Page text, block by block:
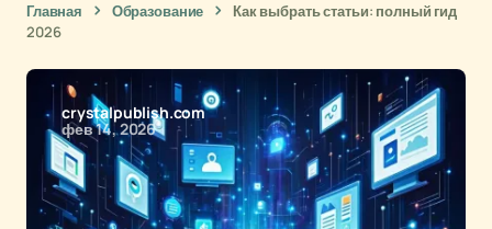
Главная Образование
Как выбрать статьи: полный гид
2026
crystalpublish.com
фев 14, 2026